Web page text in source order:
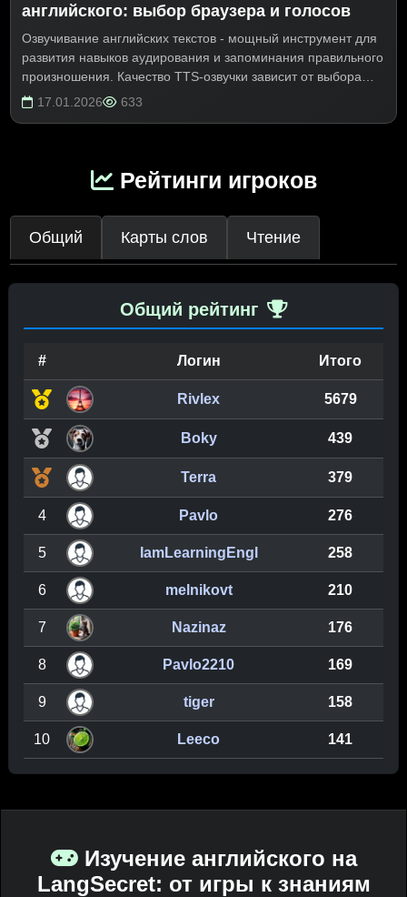
английского: выбор браузера и голосов
Озвучивание английских текстов - мощный инструмент для
развития навыков аудирования и запоминания правильного
произношения. Качество TTS-озвучки зависит от выбора
браузера и настроек системы. В этом руководстве вы
17.01.2026 633
Рейтинги игроков
Общий Карты слов Чтение
Общий рейтинг
# Логин Итого
Rivlex 5679
Boky 439
Terra 379
4 Pavlo 276
5 IamLearningEngl 258
6 melnikovt 210
7 Nazinaz 176
8 Pavlo2210 169
9 tiger 158
10 Leeco 141
Изучение английского на
LangSecret: от игры к знаниям